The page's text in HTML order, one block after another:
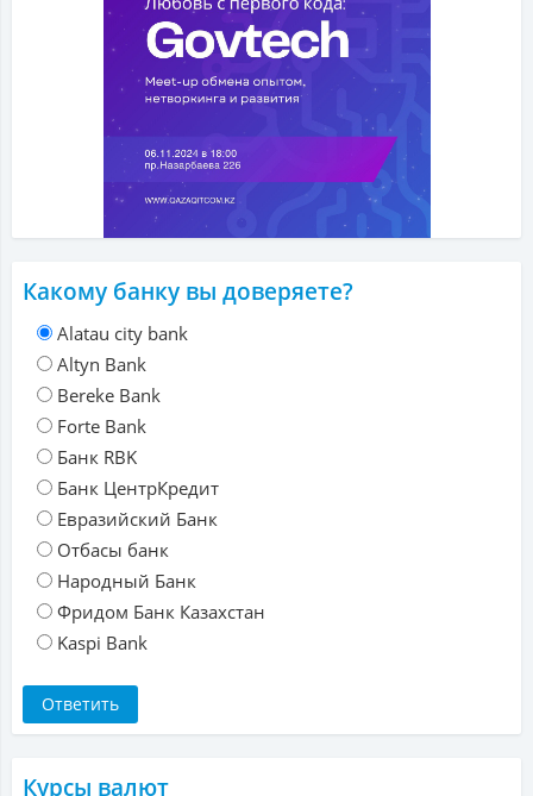
Какому банку вы доверяете?
Alatau city bank
Altyn Bank
Bereke Bank
Forte Bank
Банк RBK
Банк ЦентрКредит
Евразийский Банк
Отбасы банк
Народный Банк
Фридом Банк Казахстан
Kaspi Bank
Курсы валют